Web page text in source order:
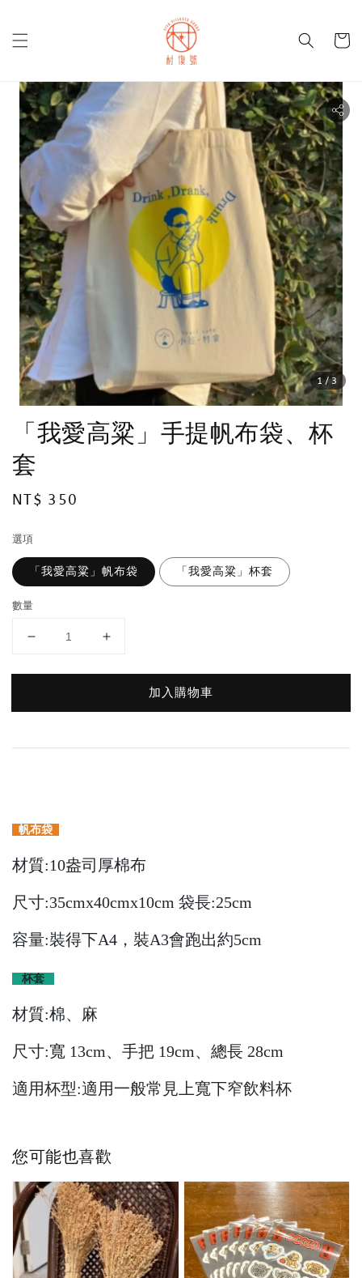
1/3
「我愛高粱」手提帆布袋、杯
套
Regular
NT$ 350
選項
「我愛高粱」帆布袋 「我愛高粱」杯套
數量
加入購物車
帆布袋
材質:10盎司厚棉布
尺寸:35cmx40cmx10cm 袋長:25cm
容量:裝得下A4，裝A3會跑出約5cm
杯套
材質:棉、麻
尺寸:寬 13cm、手把 19cm、總長 28cm
適用杯型:適用一般常見上寬下窄飲料杯
您可能也喜歡